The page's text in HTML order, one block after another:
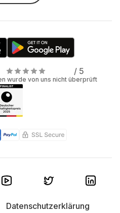
/ 5
wurde von uns nicht überprüft
Datenschutzerklärung